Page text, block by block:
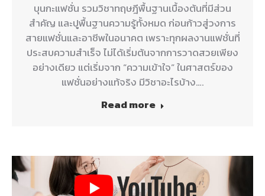
บุนกะแฟชั่น รวมวิชาทฤษฎีพื้นฐานเบื้องต้นที่มีส่วน
สำคัญ และปูพื้นฐานความรู้ทั้งหมด ก่อนก้าวสู่วงการ
สายแฟชั่นและอาชีพในอนาคต เพราะทุกผลงานแฟชั่นที่
ประสบความสำเร็จ ไม่ได้เริ่มต้นจากการวาดสวยเพียง
อย่างเดียว แต่เริ่มจาก “ความเข้าใจ” ในศาสตร์ของ
แฟชั่นอย่างแท้จริง มีวิชาอะไรบ้าง….
Read more